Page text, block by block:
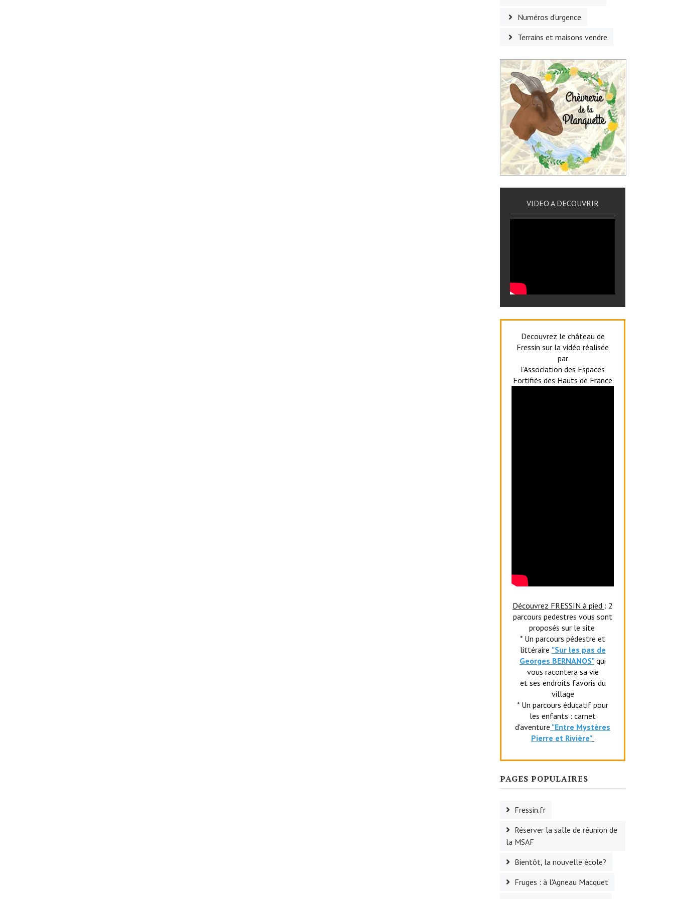
Numéros d'urgence
Terrains et maisons vendre
VIDEO A DECOUVRIR
Decouvrez le château de
Fressin sur la vidéo réalisée
par
l'Association des Espaces
Fortifiés des Hauts de France
Découvrez FRESSIN à pied : 2
parcours pedestres vous sont
proposés sur le site
* Un parcours pédestre et
littéraire "Sur les pas de
Georges BERNANOS" qui
vous racontera sa vie
et ses endroits favoris du
village
* Un parcours éducatif pour
les enfants : carnet
d'aventure "Entre Mystères
Pierre et Rivière"
PAGES POPULAIRES
Fressin.fr
Réserver la salle de réunion de
la MSAF
Bientôt, la nouvelle école?
Fruges : à l'Agneau Macquet